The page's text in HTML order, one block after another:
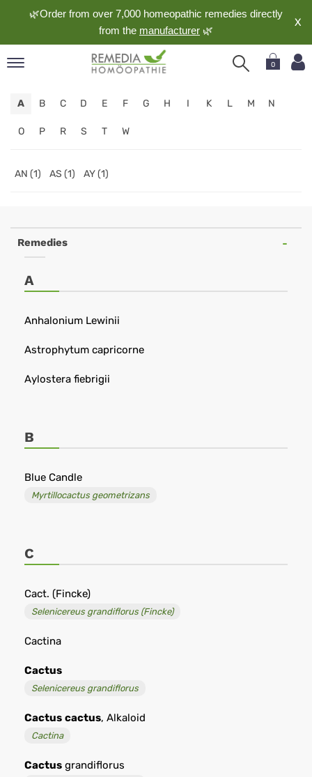
🌿Order from over 7,000 homeopathic remedies directly
from the manufacturer 🌿
X
0
A B C D E F G H I K L M N
O P R S T W
AN (1) AS (1) AY (1)
Remedies
A
Anhalonium Lewinii
Astrophytum capricorne
Aylostera fiebrigii
B
Blue Candle
Myrtillocactus geometrizans
C
Cact. (Fincke)
Selenicereus grandiflorus (Fincke)
Cactina
Cactus
Selenicereus grandiflorus
Cactus cactus, Alkaloid
Cactina
Cactus grandiflorus